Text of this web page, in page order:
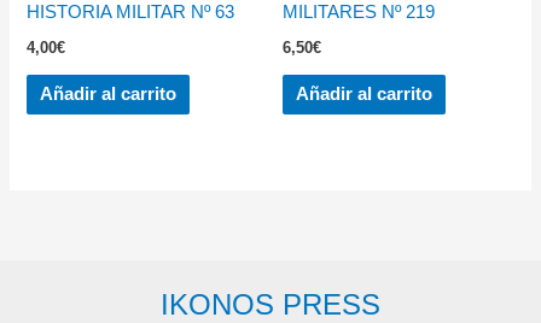
HISTORIA MILITAR Nº 63
4,00€
Añadir al carrito
MILITARES Nº 219
6,50€
Añadir al carrito
IKONOS PRESS